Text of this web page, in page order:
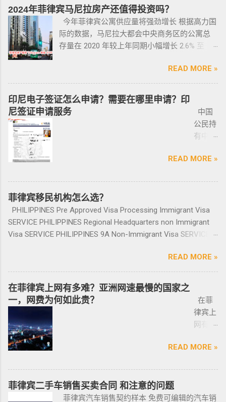
因此而被逮捕。 要求枪支持有者，每两年更新
一次执照，并每四年登记一次枪支。 如果不遵
守，将导致撤销和没收枪支。 续期申请，需要
在该许可证期满之日前六个月内，向菲律宾国
此外还要求，要携带枪支外出的人，必须以合
手枪。 目前共有五种持有枪支的许可证： 类别
1 －最多拥有2支枪 类别 2 -最多拥有5支枪 类别
3 -最多拥有10支枪 类别 4 -最多拥有15支枪 类
了NBI，这2步做好了以后如果不着急走，最长
等待时间是半年。半年内都可以随时走。 菲律
宾做了遣返会是黑名单吗？ 但凡做了遣返都是
黑名单。遣返的流程第一步就是申请驱逐令。
中国人出境被扣护照，被扣护照后面的处理方
式只有遣返。 上了菲律宾黑名单以后怎么再入
境 如果您已经被遣返回去了，并且还想再来菲
律宾的话，那么您可以联系我们帮您洗黑直接
清底，整个周期15个工作日，洗好了以后再入
境不会有任何被拦，包入境的。 如果您需要了
题也可以询问。 遣返回国的流程是什么？ 1. 先
提交到移民局，等待a...
名； 2、第二份合同一般都是一张空白的合同，
只有车行的签字，所以你要核对签字是否一
致，如果可以尽量多要一些签过字的合同，后
面会说为什么； 3、检查CR/OR原件，原件，原
哪里交保险，保险品类； 4、车牌要注意是不是
你取回来再交易，因为现在两年以上的车牌基
本都下来了，如果你不知道去哪里换贴牌也是
比较麻烦的，何况大部分人英语都不太好，贴
牌的车牌号和临时车牌的车牌号不是同一个号
讳的号码； 5、车钥匙一般是2-三把，2把自动1
合同、一份保险、 一份OR/CR文件，这些一定
要放在家里保存好，OR/CR可以复印两张放到车
里备用 ； 想了解更多最新信息欢迎联系和咨询
我们，微信：BGC998 电报@BGC998 Whats
优先使用TG免验证，咨询请主动告知咨询项
目，菲律宾MAKATI 实体公司，客户 隐私保护
安全 可靠，可以安排工作人员上门取...
供了一个额外的永居身份，成功获得这些签证
后，不仅能在菲律宾享受更多福利与权益，而
且申请者的原有国籍与原有权益不会受到影
响。 退休移民签证——SRRV
宾退休署(PRA)颁发的移民绿卡，持有者可以自
由出入境，并在菲律宾永居。 申请条件一般
分为两种：现金存款类和房产投资类。 现金
存款类： （1）申请人的年龄需在50岁以上：
一家三口存款2万美元，多一个人需另存款1.5万
美元/人； （2）存款冻结在银行，不能用于
赎回存款。 房产投资类： （1）存款可全
（2）房产不能出售，但可用于出租； （3）
申请人需要拿到菲律宾的房产证，才能在PRA申
请置换之前办理SRRV身份时存入的存款。 申
请流程： 1、申请人提供基础的申请材料做初
审，后转款两万美金到相关部门； 2、审核该
存款的安全性，申请人需要入境菲律宾完成后
需要提
供
ICARD
人无须
就能做
完报
道。做
报道后
上。
咨询微
信
8 小
飞机
998 菲
律宾马
尼拉
——移
民局
2024年菲律宾马尼拉房产还值得投资吗？
今年菲律宾公寓供应量将强劲增长 根据高力国
际的数据，马尼拉大都会中央商务区的公寓总
存量在 2020 年较上年同期小幅增长 2.6% 至
同比增长放缓。由于新冠疫情，2020 年仅交付
了约 3,370 套，低于 2019 年的 11,200套和过去
十年的年均 7,900 套。 ●菲律宾998不动产机构
998 Real Estate 专注于为华人在菲律宾马尼拉
地区提供一站式的期房投资、炒楼花、现房买
卖、房屋租赁、越来越多的华人对菲律宾旅游
为您精彩呈现菲律宾房子,来居外投资菲律宾房
大的外国人不动产服务机构之一，主要服务在
菲外国人以及在菲工作生活的业主和租客，提
供一站式中文/英文资讯服务。供菲律宾的新
房、二手房、特价房、二手楼花、开发商、投
资指南等房产信息,为房产投资者菲律宾买房提
态。 ●菲律宾998不动产机构 998 Real Estate
长期紧密协作知名的菲律宾各大地产开发商以
及合规中介资源公司为主要合作伙伴，集合更
多资源，能针对外国投资者提供从不动产精
产养护 等全方位管理服务； 菲律宾998不动产
断提升客户体验，推动菲律宾行业的进步，让
房产交易变得更加轻松和愉悦！ ●我们珍惜每一
位客户的托付，客户的信赖是我们最大的动
READ MORE »
印尼电子签证怎么申请？需要在哪里申请？印
尼签证申请服务
中国
公民持
有中国
要菲律
前往印
印尼签
证？
泰国出
印尼办
亚出发
前往印
尼办理
READ MORE »
菲律宾移民机构怎么选？
PHILIPPINES Pre Approved Visa Processing Immigrant Visa
SERVICE PHILIPPINES Regional Headquarters non Immigrant
Visa SERVICE PHILIPPINES 9A Non-Immigrant Visa SERVICE
Pre-Arranged Employment Visa SERVICE PHILIPPINES Special
Investor’s Resident Visa SERVICE PHILIPPINES Special
Resident Retiree’s Visa SERVICE It’s Business Permit Renewal
Time for 2022 PHILIPPINES PHILIPPINES Business Structures
and Entities SERVICE PHILIPPINES Office Setup Services
PHILIPPINES Human Resources Consulting SERVICE
PHILIPPINES Call Center and BPO Setup SERVICE PHILIPPINES
Recruitment & Executive Search Services PHILIPPINES Tax
Compliance SERVICE PHILIPPINES Permits and Licenses
SERVICE PHILIPPINES Labor Consulting SERVICE PHILIPPINES
Setting-Up a Representative Office SERVICE PHILIPPINES
READ MORE »
在菲律宾上网有多难？亚洲网速最慢的国家之
一，网费为何如此贵？
在菲
律宾上
网有多
为一名
律宾有
游学经
READ MORE »
菲律宾二手车销售买卖合同 和注意的问题
菲律宾汽车销售契约样本 免费可编辑的汽车销